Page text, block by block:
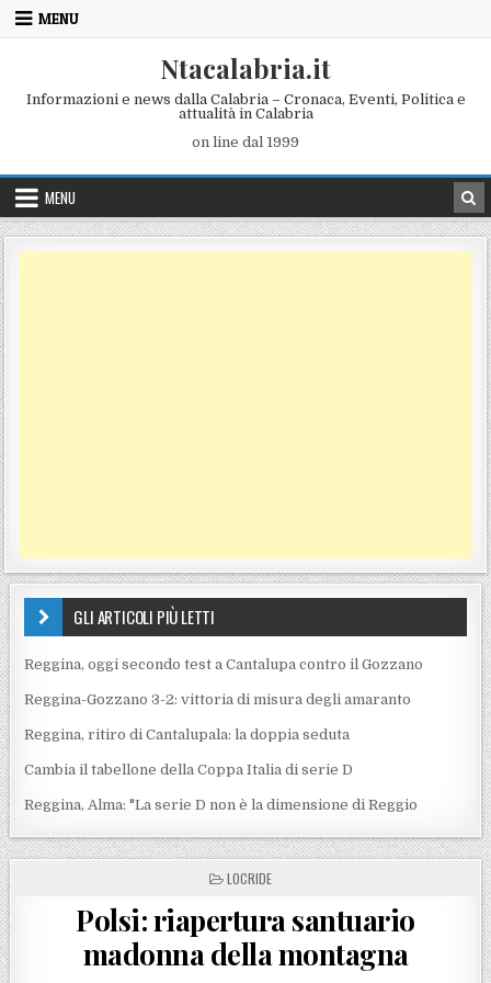
Skip to content
MENU
Ntacalabria.it
Informazioni e news dalla Calabria – Cronaca, Eventi, Politica e
attualità in Calabria
on line dal 1999
MENU
GLI ARTICOLI PIÙ LETTI
Reggina, oggi secondo test a Cantalupa contro il Gozzano
Reggina-Gozzano 3-2: vittoria di misura degli amaranto
Reggina, ritiro di Cantalupala: la doppia seduta
Cambia il tabellone della Coppa Italia di serie D
Reggina, Alma: "La serie D non è la dimensione di Reggio
POSTED IN
LOCRIDE
Polsi: riapertura santuario
madonna della montagna